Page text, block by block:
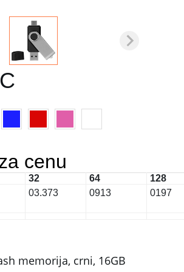
cenu
32 64
128
03.373 0913 0197
memorija, crni, 16GB